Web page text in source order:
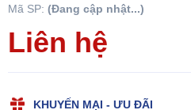
Mã SP: (Đang cập nhật...)
Liên hệ
KHUYẾN MẠI - ƯU ĐÃI